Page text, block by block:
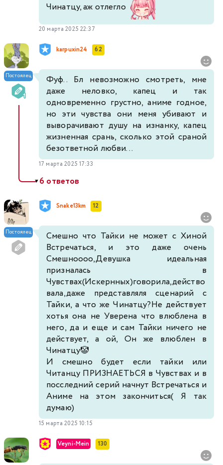
Чинатцу, аж отлегло
20 марта 2025 22:37
Постоялец
karpuxin24 62
Фуф.. Бл невозможно смотреть, мне
даже неловко, капец и так
одновременно грустно, аниме годное,
но эти чувства они меня убивают и
выворачивают душу на изнанку, капец
жизненная срань, сколько этой сраной
безответной любви...
17 марта 2025 17:33
▼6 ответов
Постоялец
Snake13km 12
Смешно что Тайки не может с Хиной
Встречаться, и это даже очень
Смешноооо,Девушка идеальная
призналась в
Чувствах(Искернных)говорила,действо
вала,даже представляля сценарий с
Тайки, а что же Чинатцу?Не действует
хотья она не Уверена что влюблена в
него, да и еще и сам Тайки ничего не
действует, а ой, Он же влюблен в
Чинатцу🤡
И смешно будет если тайки или
Читанцу ПРИЗНАЕТЬСЯ в Чувствах и в
посследний серий начнут Встречаться и
Аниме на этом закончиться( Я так
думаю)
15 марта 2025 10:15
Veyni-Mein 130